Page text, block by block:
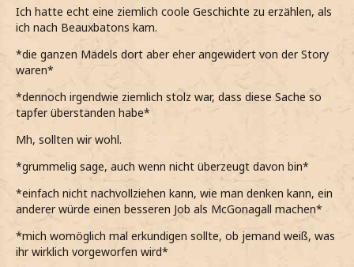
Ich hatte echt eine ziemlich coole Geschichte zu erzählen, als
ich nach Beauxbatons kam.
*die ganzen Mädels dort aber eher angewidert von der Story
waren*
*dennoch irgendwie ziemlich stolz war, dass diese Sache so
tapfer überstanden habe*
Mh, sollten wir wohl.
*grummelig sage, auch wenn nicht überzeugt davon bin*
*einfach nicht nachvollziehen kann, wie man denken kann, ein
anderer würde einen besseren Job als McGonagall machen*
*mich womöglich mal erkundigen sollte, ob jemand weiß, was
ihr wirklich vorgeworfen wird*